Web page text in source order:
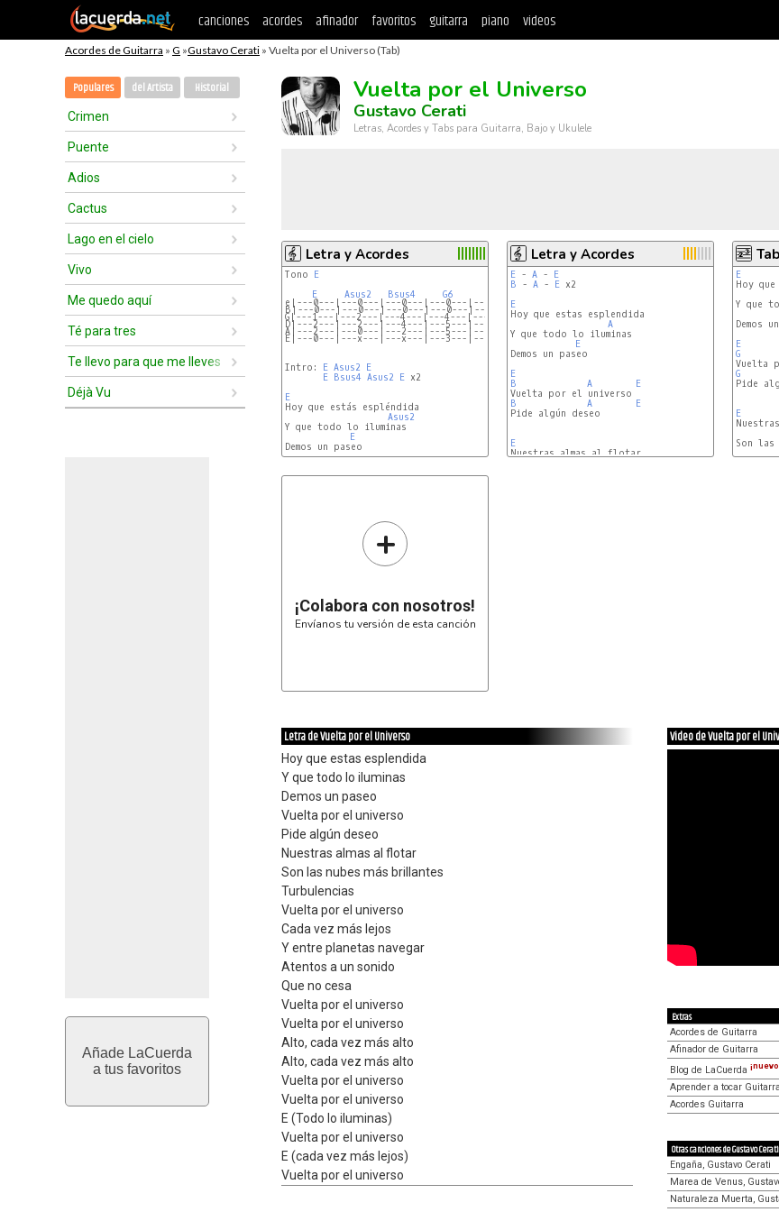
canciones acordes afinador favoritos guitarra piano videos
Acordes de Guitarra » G »Gustavo Cerati » Vuelta por el Universo (Tab)
Populares del Artista Historial
Crimen
Puente
Adios
Cactus
Lago en el cielo
Vivo
Me quedo aquí
Té para tres
Te llevo para que me lleves
Déjà Vu
Añade LaCuerda
a tus favoritos
Vuelta por el Universo
Gustavo Cerati
Letras, Acordes y Tabs para Guitarra, Bajo y Ukulele
Letra y Acordes
Tono E
E
Asus2 Bsus4 G6
e|---0---|---0---|---0---|---0---|---0---|
B|---0---|---0---|---0---|---0---|---0---|
G|---1---|---2---|---4---|---4---|---6---|
D|---2---|---2---|---4---|---5---|---7---|
A|---2---|---0---|---2---|---5---|---7---|
E|---0---|---x---|---x---|---3---|---5---|
Intro: E Asus2
E
E Bsus4 Asus2 E x2
E
Asus2
Y que todo lo iluminas
E
Letra y Acordes
E - A - E
B - A - E x2
E
A
Y que todo lo iluminas
E
Demos un paseo
E
B
A
E
B
A
E
Pide algún deseo
E
E
Y que
Demos
E
G
G
Pide
E
Son las
+
¡Colabora con nosotros!
Envíanos tu versión de esta canción
Letra de Vuelta por el Universo
Hoy que estas esplendida
Y que todo lo iluminas
Demos un paseo
Vuelta por el universo
Pide algún deseo
Nuestras almas al flotar
Son las nubes más brillantes
Turbulencias
Vuelta por el universo
Cada vez más lejos
Y entre planetas navegar
Atentos a un sonido
Que no cesa
Vuelta por el universo
Vuelta por el universo
Alto, cada vez más alto
Alto, cada vez más alto
Vuelta por el universo
Vuelta por el universo
E (Todo lo iluminas)
Vuelta por el universo
E (cada vez más lejos)
Vuelta por el universo
Video de Vuelta por el
Extras
Acordes de Guitarra
Afinador de Guitarra
Blog de LaCuerda
Aprender a tocar Guitarra
Acordes Guitarra
Otras canciones de Gustavo Cerati
Engaña, Gustavo Cerati
Marea de Venus,
Naturaleza Muerta,